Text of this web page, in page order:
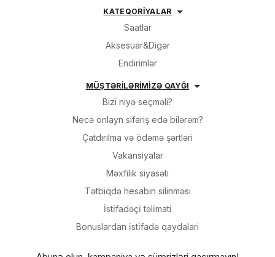
KATEQORİYALAR
Saatlar
Aksesuar&Digər
Endirimlər
MÜŞTƏRİLƏRİMİZƏ QAYĞI
Bizi niyə seçməli?
Necə onlayn sifariş edə bilərəm?
Çatdırılma və ödəmə şərtləri
Vakansiyalar
Məxfilik siyasəti
Tətbiqdə hesabın silinməsi
İsti̇fadəçi̇ təli̇mati
Bonuslardan i̇sti̇fadə qaydalari